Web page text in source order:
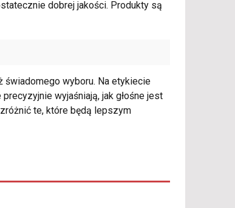
dobrej jakości. Produkty są
świadomego wyboru. Na etykiecie
wyjaśniają, jak głośne jest
te, które będą lepszym